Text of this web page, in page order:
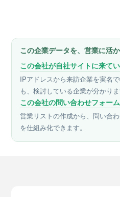
この企業データを、営業に活
この会社が自社サイトに来て
IPアドレスから来訪企業を実名
も、検討している企業が分かりま
この会社の問い合わせフォー
営業リストの作成から、問い合
を仕組み化できます。